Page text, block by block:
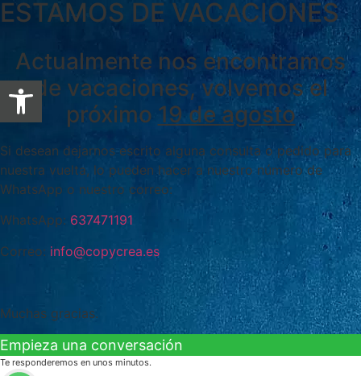
ESTAMOS DE VACACIONES
Actualmente nos encontramos
de vacaciones, volvemos el
próximo 19 de agosto
Si desean dejarnos escrito alguna consulta o pedido para
nuestra vuelta, lo pueden hacer a nuestro número de
WhatsApp o nuestro correo:
WhatsApp: 637471191
Correo: info@copycrea.es
Muchas gracias.
Empieza una conversación
Te responderemos en unos minutos.
Abrir barra de herramientas